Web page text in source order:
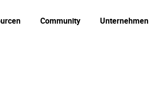
Community Unternehmen